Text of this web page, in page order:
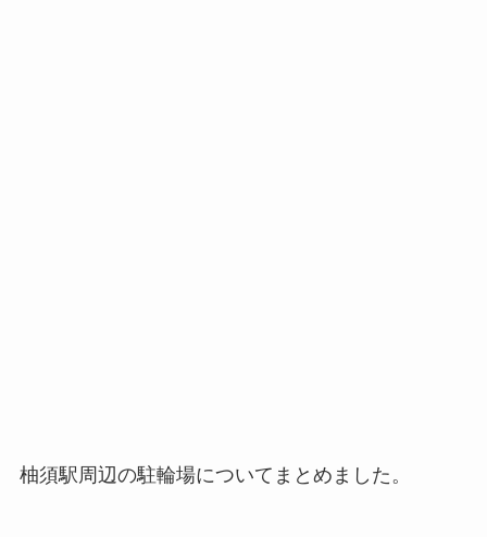
柚須駅周辺の駐輪場についてまとめました。